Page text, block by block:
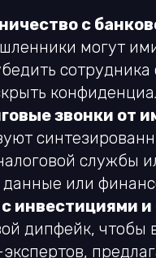
с
могут
звонки от
службы
или
инвестициями и
дипфейк, чтобы